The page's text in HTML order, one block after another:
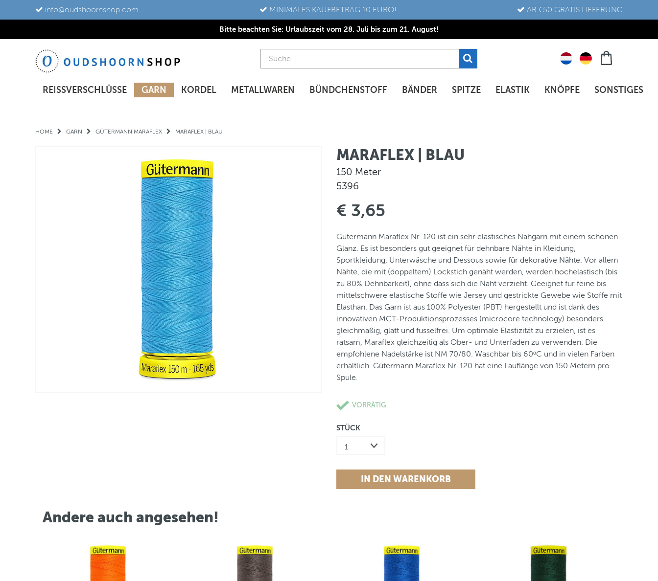
info@oudshoornshop.com MINIMALES KAUFBETRAG 10 EURO! AB €50 GRATIS LIEFERUNG
Bitte beachten Sie: Urlaubszeit vom 28. Juli bis zum 21. August!
REISSVERSCHLÜSSE GARN KORDEL METALLWAREN BÜNDCHENSTOFF BÄNDER SPITZE ELASTIK KNÖPFE SONSTIGES
HOME GARN GÜTERMANN MARAFLEX MARAFLEX | BLAU
MARAFLEX | BLAU
150 Meter
5396
€ 3,65
Gütermann Maraflex Nr. 120 ist ein sehr elastisches Nähgarn mit einem schönen
Glanz. Es ist besonders gut geeignet für dehnbare Nähte in Kleidung,
Sportkleidung, Unterwäsche und Dessous sowie für dekorative Nähte. Vor allem
Nähte, die mit (doppeltem) Lockstich genäht werden, werden hochelastisch (bis
zu 80% Dehnbarkeit), ohne dass sich die Naht verzieht. Geeignet für feine bis
mittelschwere elastische Stoffe wie Jersey und gestrickte Gewebe wie Stoffe mit
Elasthan. Das Garn ist aus 100% Polyester (PBT) hergestellt und ist dank des
innovativen MCT-Produktionsprozesses (microcore technology) besonders
gleichmäßig, glatt und fusselfrei. Um optimale Elastizität zu erzielen, ist es
ratsam, Maraflex gleichzeitig als Ober- und Unterfaden zu verwenden. Die
empfohlene Nadelstärke ist NM 70/80. Waschbar bis 60ᵒC und in vielen Farben
erhältlich. Gütermann Maraflex Nr. 120 hat eine Lauflänge von 150 Metern pro
Spule.
VORRÄTIG
STÜCK
Andere auch angesehen!